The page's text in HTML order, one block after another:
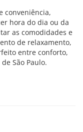
conveniência,
hora do dia ou da
as comodidades e
de relaxamento,
entre conforto,
São Paulo.